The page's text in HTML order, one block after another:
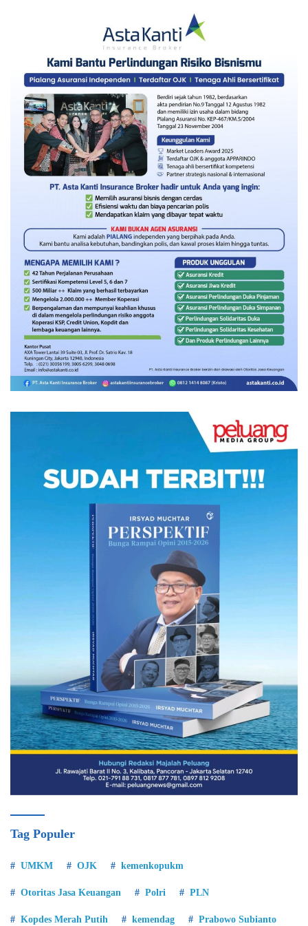
Tag Populer
UMKM OJK kemenkopukm
Otoritas Jasa Keuangan Polri PLN
Kopdes Merah Putih kemendag Prabowo Subianto